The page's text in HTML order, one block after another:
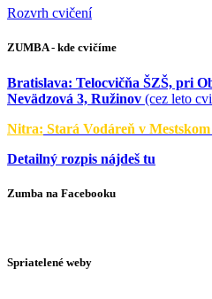
Rozvrh cvičení
ZUMBA - kde cvičíme
Bratislava: Telocvičňa ŠZŠ, pri
Nevädzová 3, Ružinov (cez leto
Nitra: Stará Vodáreň v
Detailný rozpis nájdeš tu
Zumba na Facebooku
Spriatelené weby